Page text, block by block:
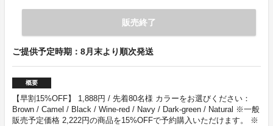
販売終了
ご提供予定時期：8月末より順次発送
概要
【早割15%OFF】 1,888円 / 先着80名様 カラーをお選びください：
Brown / Camel / Black / Wine-red / Navy / Dark-green / Natural ※一般
販売予定価格 2,222円の商品を15%OFFで予約購入いただけます。 ※